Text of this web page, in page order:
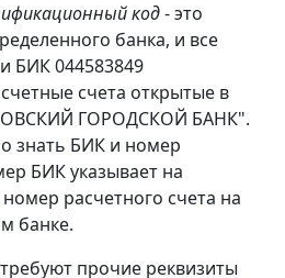
код- это
банка, и все
БИК 044583849
счета открытые в
ГОРОДСКОЙ БАНК".
знать БИК и номер
БИК указывает на
расчетного счета на
банке.
прочие реквизиты